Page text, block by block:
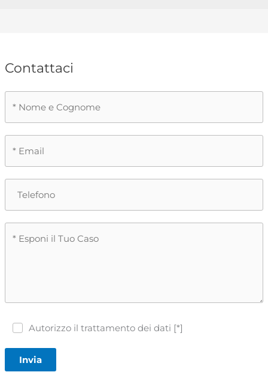
Contattaci
Autorizzo il trattamento dei dati [*]
Invia